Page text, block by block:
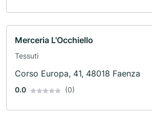
Merceria L'Occhiello
Tessuti
Corso Europa, 41, 48018 Faenza
0.0 (0)